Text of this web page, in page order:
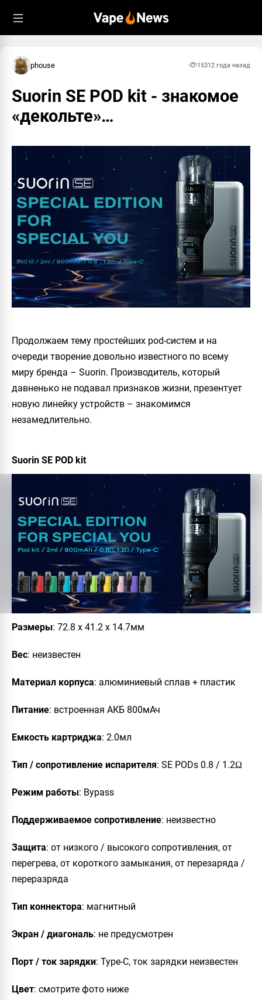
phouse 15312 года назад
Suorin SE POD kit - знакомое
«декольте»…
Продолжаем тему простейших pod-систем и на
очереди творение довольно известного по всему
миру бренда – Suorin. Производитель, который
давненько не подавал признаков жизни, презентует
новую линейку устройств – знакомимся
незамедлительно.
Suorin SE POD kit
Размеры: 72.8 х 41.2 х 14.7мм
Вес: неизвестен
Материал корпуса: алюминиевый сплав + пластик
Питание: встроенная АКБ 800мАч
Емкость картриджа: 2.0мл
Тип / сопротивление испарителя: SE PODs 0.8 / 1.2Ω
Режим работы: Bypass
Поддерживаемое сопротивление: неизвестно
Защита: от низкого / высокого сопротивления, от
перегрева, от короткого замыкания, от перезаряда /
переразряда
Тип коннектора: магнитный
Экран / диагональ: не предусмотрен
Порт / ток зарядки: Type-C, ток зарядки неизвестен
Цвет: смотрите фото ниже